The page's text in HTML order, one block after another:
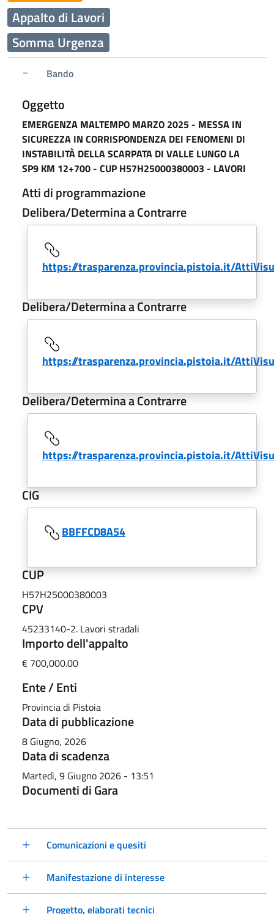
Appalto di Lavori
Somma Urgenza
Bando
Oggetto
EMERGENZA MALTEMPO MARZO 2025 - MESSA IN
SICUREZZA IN CORRISPONDENZA DEI FENOMENI DI
INSTABILITÀ DELLA SCARPATA DI VALLE LUNGO LA
SP9 KM 12+700 - CUP H57H25000380003 - LAVORI
Atti di programmazione
Delibera/Determina a Contrarre
https://trasparenza.provincia.pistoia.it/
Delibera/Determina a Contrarre
https://trasparenza.provincia.pistoia.it/
Delibera/Determina a Contrarre
https://trasparenza.provincia.pistoia.it/
CIG
BBFFCD8A54
CUP
H57H25000380003
CPV
45233140-2. Lavori stradali
Importo dell'appalto
€ 700,000.00
Ente / Enti
Provincia di Pistoia
Data di pubblicazione
8 Giugno, 2026
Data di scadenza
Martedì, 9 Giugno 2026 - 13:51
Documenti di Gara
Comunicazioni e quesiti
Manifestazione di interesse
Progetto, elaborati tecnici